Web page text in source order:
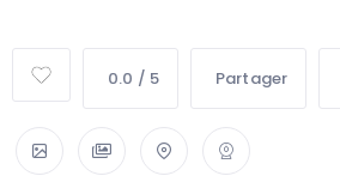
0.0 / 5 Partager